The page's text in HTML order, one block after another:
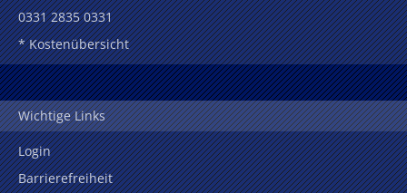
0331 2835 0331
* Kostenübersicht
Wichtige Links
Login
Barrierefreiheit